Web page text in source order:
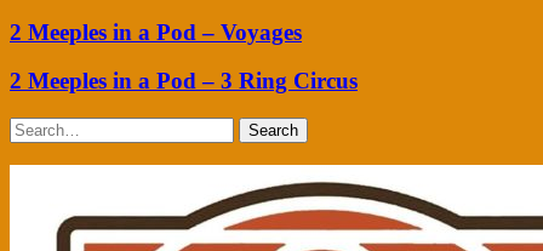
2 Meeples in a Pod – Voyages
2 Meeples in a Pod – 3 Ring Circus
Search